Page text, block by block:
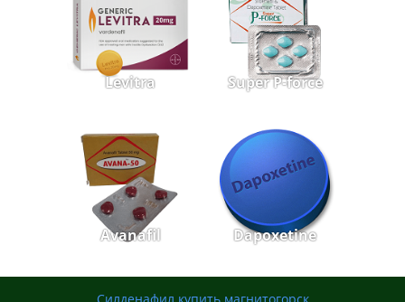
Levitra Super P-force
Avanafil Dapoxetine